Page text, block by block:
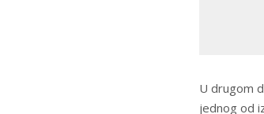
U drugom
jednog od